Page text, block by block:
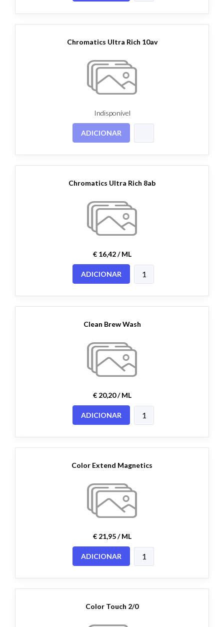
Chromatics Ultra Rich 10av
Indisponível
ADICIONAR
Chromatics Ultra Rich 8ab
€ 16,42 / ML
ADICIONAR
Clean Brew Wash
€ 20,20 / ML
ADICIONAR
Color Extend Magnetics
€ 21,95 / ML
ADICIONAR
Color Touch 2/0